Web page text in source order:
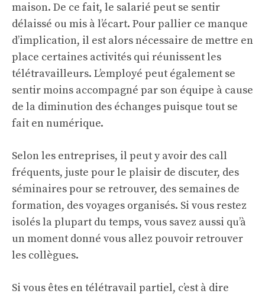
maison. De ce fait, le salarié peut se sentir
délaissé ou mis à l’écart. Pour pallier ce manque
d’implication, il est alors nécessaire de mettre en
place certaines activités qui réunissent les
télétravailleurs. L’employé peut également se
sentir moins accompagné par son équipe à cause
de la diminution des échanges puisque tout se
fait en numérique.
Selon les entreprises, il peut y avoir des call
fréquents, juste pour le plaisir de discuter, des
séminaires pour se retrouver, des semaines de
formation, des voyages organisés. Si vous restez
isolés la plupart du temps, vous savez aussi qu’à
un moment donné vous allez pouvoir retrouver
les collègues.
Si vous êtes en télétravail partiel, c’est à dire